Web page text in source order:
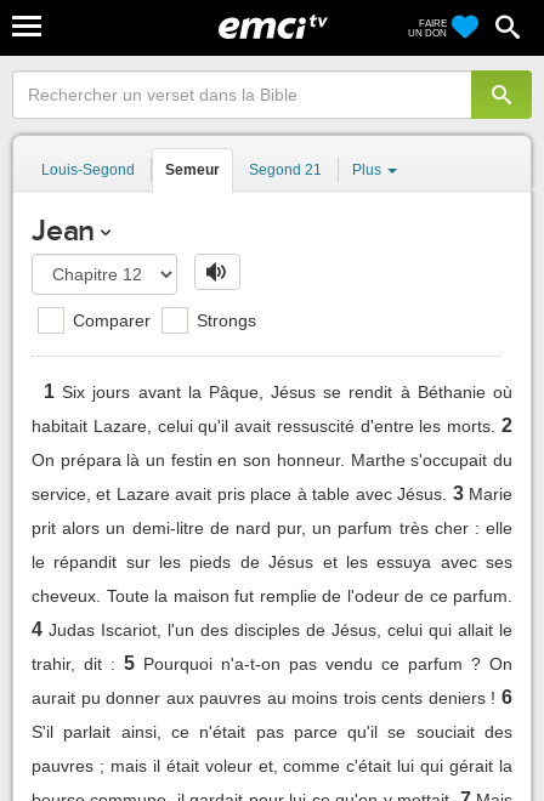
FAIRE
UN DON
Louis-Segond Semeur Segond 21 Plus
Jean
Comparer Strongs
1 Six jours avant la Pâque, Jésus se rendit à Béthanie où
habitait Lazare, celui qu'il avait ressuscité d'entre les morts. 2
On prépara là un festin en son honneur. Marthe s'occupait du
service, et Lazare avait pris place à table avec Jésus. 3 Marie
prit alors un demi-litre de nard pur, un parfum très cher : elle
le répandit sur les pieds de Jésus et les essuya avec ses
cheveux. Toute la maison fut remplie de l'odeur de ce parfum.
4 Judas Iscariot, l'un des disciples de Jésus, celui qui allait le
trahir, dit : 5 Pourquoi n'a-t-on pas vendu ce parfum ? On
aurait pu donner aux pauvres au moins trois cents deniers ! 6
S'il parlait ainsi, ce n'était pas parce qu'il se souciait des
pauvres ; mais il était voleur et, comme c'était lui qui gérait la